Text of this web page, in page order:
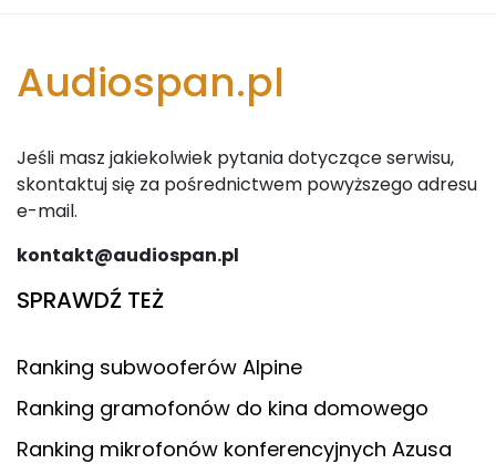
Audiospan.pl
Jeśli masz jakiekolwiek pytania dotyczące serwisu,
skontaktuj się za pośrednictwem powyższego adresu
e-mail.
kontakt@audiospan.pl
SPRAWDŹ TEŻ
Ranking subwooferów Alpine
Ranking gramofonów do kina domowego
Ranking mikrofonów konferencyjnych Azusa